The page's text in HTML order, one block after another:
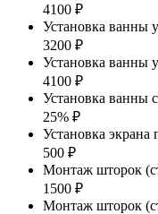
4100 ₽
Установка ванны
3200 ₽
Установка ванны
4100 ₽
Установка ванны
25% ₽
Установка экрана
500 ₽
Монтаж шторок
1500 ₽
Монтаж шторок